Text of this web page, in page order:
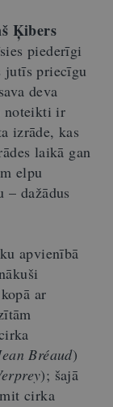
Ķibers
piederīgi
jutīs priecīgu
deva
noteikti ir
izrāde, kas
laikā gan
elpu
– dažādus
apvienībā
ar
Bréaud)
); šajā
cirka